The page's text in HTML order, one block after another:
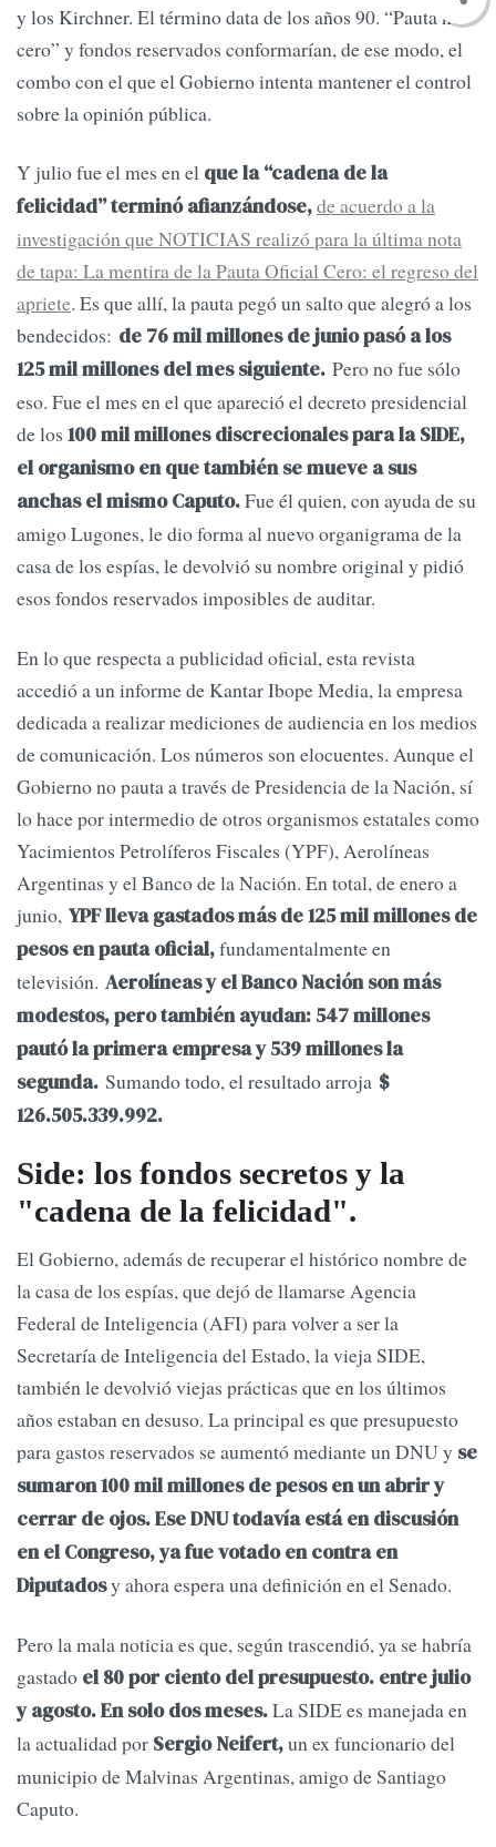
y los Kirchner. El término data de los años 90. “Pauta no
cero” y fondos reservados conformarían, de ese modo, el
combo con el que el Gobierno intenta mantener el control
sobre la opinión pública.
Y julio fue el mes en el que la “cadena de la
felicidad” terminó afianzándose,de acuerdo a la
investigación que NOTICIAS realizó para la última nota
de tapa: La mentira de la Pauta Oficial Cero: el regreso del
apriete. Es que allí, la pauta pegó un salto que alegró a los
bendecidos: de 76 mil millones de junio pasó a los
125 mil millones del mes siguiente. Pero no fue sólo
eso. Fue el mes en el que apareció el decreto presidencial
de los 100 mil millones discrecionales para la SIDE,
el organismo en que también se mueve a sus
anchas el mismo Caputo.Fue él quien, con ayuda de su
amigo Lugones, le dio forma al nuevo organigrama de la
casa de los espías, le devolvió su nombre original y pidió
esos fondos reservados imposibles de auditar.
En lo que respecta a publicidad oficial, esta revista
accedió a un informe de Kantar Ibope Media, la empresa
dedicada a realizar mediciones de audiencia en los medios
de comunicación. Los números son elocuentes. Aunque el
Gobierno no pauta a través de Presidencia de la Nación, sí
lo hace por intermedio de otros organismos estatales como
Yacimientos Petrolíferos Fiscales (YPF), Aerolíneas
Argentinas y el Banco de la Nación. En total, de enero a
junio, YPF lleva gastados más de 125 mil millones de
pesos en pauta oficial,fundamentalmente en
televisión. Aerolíneas y el Banco Nación son más
modestos, pero también ayudan: 547 millones
pautó la primera empresa y 539 millones la
segunda. Sumando todo, el resultado arroja $
126.505.339.992.
Side: los fondos secretos y la
"cadena de la felicidad".
El Gobierno, además de recuperar el histórico nombre de
la casa de los espías, que dejó de llamarse Agencia
Federal de Inteligencia (AFI) para volver a ser la
Secretaría de Inteligencia del Estado, la vieja SIDE,
también le devolvió viejas prácticas que en los últimos
años estaban en desuso. La principal es que presupuesto
para gastos reservados se aumentó mediante un DNU y se
sumaron 100 mil millones de pesos en un abrir y
cerrar de ojos. Ese DNU todavía está en discusión
en el Congreso, ya fue votado en contra en
Diputadosy ahora espera una definición en el Senado.
Pero la mala noticia es que, según trascendió, ya se habría
gastado el 80 por ciento del presupuesto. entre julio
y agosto. En solo dos meses.La SIDE es manejada en
la actualidad por Sergio Neifert,un ex funcionario del
municipio de Malvinas Argentinas, amigo de Santiago
Caputo.